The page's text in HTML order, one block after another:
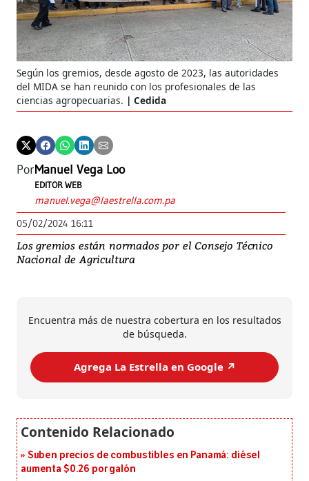
Según los gremios, desde agosto de 2023, las autoridades
del MIDA se han reunido con los profesionales de las
ciencias agropecuarias.
Cedida
PorManuel Vega Loo
EDITOR WEB
manuel.vega@laestrella.com.pa
05/02/2024 16:11
Los gremios están normados por el Consejo Técnico
Nacional de Agricultura
Encuentra más de nuestra cobertura en los resultados
de búsqueda.
Agrega La Estrella en Google ↗️
Suben precios de combustibles en Panamá: diésel
aumenta $0.26 por galón